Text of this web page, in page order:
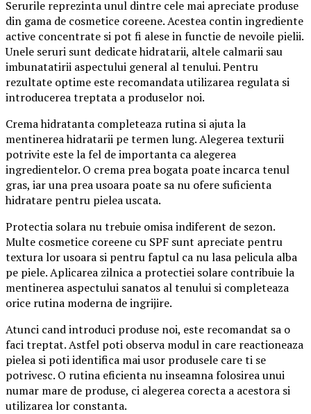
Serurile reprezinta unul dintre cele mai apreciate produse
din gama de cosmetice coreene. Acestea contin ingrediente
active concentrate si pot fi alese in functie de nevoile pielii.
Unele seruri sunt dedicate hidratarii, altele calmarii sau
imbunatatirii aspectului general al tenului. Pentru
rezultate optime este recomandata utilizarea regulata si
introducerea treptata a produselor noi.
Crema hidratanta completeaza rutina si ajuta la
mentinerea hidratarii pe termen lung. Alegerea texturii
potrivite este la fel de importanta ca alegerea
ingredientelor. O crema prea bogata poate incarca tenul
gras, iar una prea usoara poate sa nu ofere suficienta
hidratare pentru pielea uscata.
Protectia solara nu trebuie omisa indiferent de sezon.
Multe cosmetice coreene cu SPF sunt apreciate pentru
textura lor usoara si pentru faptul ca nu lasa pelicula alba
pe piele. Aplicarea zilnica a protectiei solare contribuie la
mentinerea aspectului sanatos al tenului si completeaza
orice rutina moderna de ingrijire.
Atunci cand introduci produse noi, este recomandat sa o
faci treptat. Astfel poti observa modul in care reactioneaza
pielea si poti identifica mai usor produsele care ti se
potrivesc. O rutina eficienta nu inseamna folosirea unui
numar mare de produse, ci alegerea corecta a acestora si
utilizarea lor constanta.